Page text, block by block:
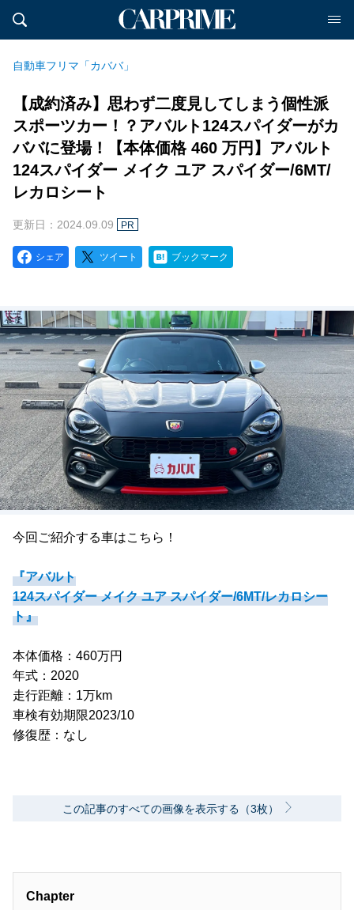
自動車フリマ「カババ」
【成約済み】思わず二度見してしまう個性派
スポーツカー！？アバルト124スパイダーがカ
ババに登場！【本体価格 460 万円】アバルト
124スパイダー メイク ユア スパイダー/6MT/
レカロシート
更新日：2024.09.09 PR
シェア ツイート ブックマーク
今回ご紹介する車はこちら！
『アバルト
124スパイダー メイク ユア スパイダー/6MT/レカロシー
ト』
本体価格：460万円
年式：2020
走行距離：1万km
車検有効期限2023/10
修復歴：なし
この記事のすべての画像を表示する（3枚）
Chapter